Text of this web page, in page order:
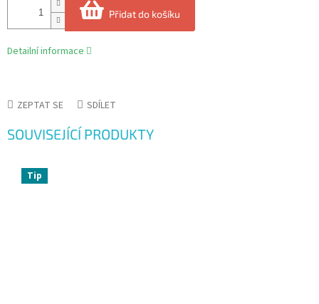
Přidat do košíku
Detailní informace
ZEPTAT SE SDÍLET
SOUVISEJÍCÍ PRODUKTY
Tip